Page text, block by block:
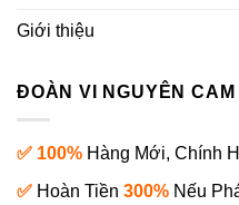
Giới thiệu
ĐOÀN VI NGUYÊN CAM
✅ 100% Hàng Mới, Chính
✅ Hoàn Tiền 300% Nếu